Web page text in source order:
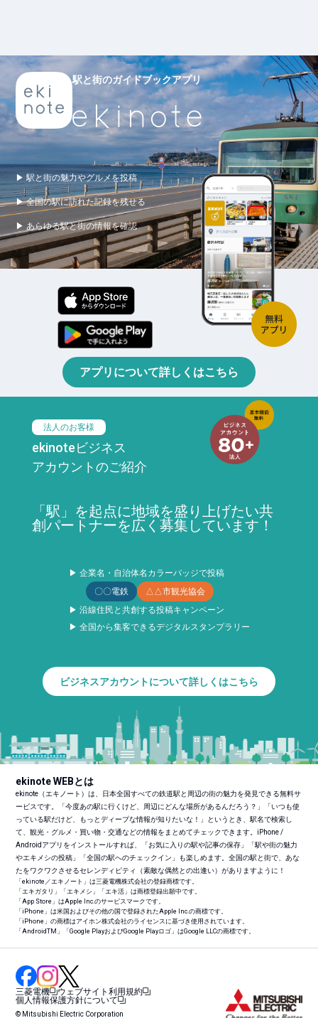
駅と街のガイドブックアプリ
▶ 駅と街の魅力やグルメを投稿
▶ 全国の駅に訪れた記録を残せる
▶ あらゆる駅と街の情報を確認
アプリについて詳しくはこちら
法人のお客様
ekinoteビジネス
アカウントのご紹介
「駅」を起点に地域を盛り上げたい共
創パートナーを広く募集しています！
▶ 企業名・自治体名カラーバッジで投稿
〇〇電鉄
△△市観光協会
▶ 沿線住民と共創する投稿キャンペーン
▶ 全国から集客できるデジタルスタンプラリー
ビジネスアカウントについて詳しくはこちら
ekinote WEBとは
ekinote（エキノート）は、日本全国すべての鉄道駅と周辺の街の魅力を発見できる無料サ
ービスです。「今度あの駅に行くけど、周辺にどんな場所があるんだろう？」「いつも使
っている駅だけど、もっとディープな情報が知りたいな！」というとき、駅名で検索し
て、観光・グルメ・買い物・交通などの情報をまとめてチェックできます。iPhone /
Androidアプリをインストールすれば、「お気に入りの駅や記事の保存」「駅や街の魅力
やエキメシの投稿」「全国の駅へのチェックイン」も楽しめます。全国の駅と街で、あな
たをワクワクさせるセレンディピティ（素敵な偶然との出逢い）がありますように！
「ekinote／エキノート」は三菱電機株式会社の登録商標です。
「エキガタリ」「エキメシ」「エキ活」は商標登録出願中です。
「App Store」はApple Inc.のサービスマークです。
「iPhone」は米国およびその他の国で登録されたApple Inc.の商標です。
「iPhone」の商標はアイホン株式会社のライセンスに基づき使用されています。
「AndroidTM 」「Google PlayおよびGoogle Playロゴ」はGoogle LLCの商標です。
三菱電機
ウェブサイト利用規約
個人情報保護方針について
© Mitsubishi Electric Corporation